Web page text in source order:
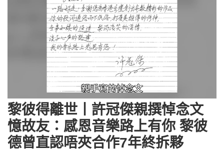
Unmute Loaded:
64.73%
黎彼得離世丨許冠傑親撰悼念文
憶故友：感恩音樂路上有你 黎彼
德曾直認唔夾合作7年終拆夥